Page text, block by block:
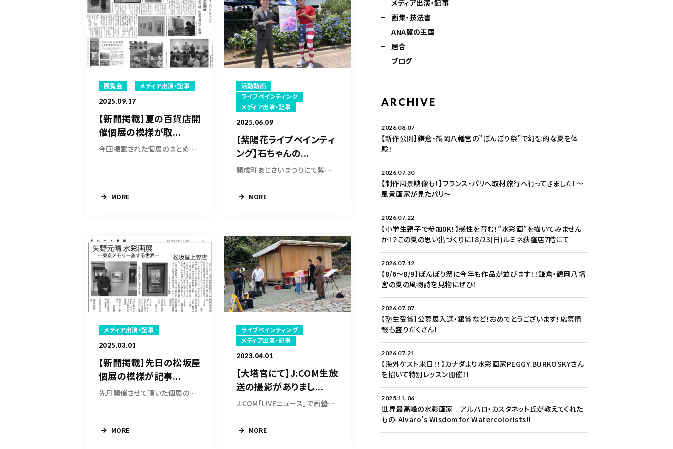
展覧会 メディア出演・記事
2025.09.17
【新聞掲載】夏の百貨店開
催個展の模様が取...
今回掲載された個展のまとめ記事もご覧いただけ...
MORE
活動動画
ライブペインティング
メディア出演・記事
2025.06.09
【紫陽花ライブペインティ
ング】石ちゃんの...
開成町あじさいまつりにて紫陽花ライブペインテ...
MORE
メディア出演・記事
2025.03.01
【新聞掲載】先日の松坂屋
個展の模様が記事...
先月開催させて頂いた個展の模様が新聞に掲載さ...
MORE
ライブペインティング
メディア出演・記事
2023.04.01
【大塔宮にて】J:COM生放
送の撮影がありまし...
J:COM「LIVEニュース」で画塾展と鎌倉宮ライブペ...
MORE
メディア出演・記事
画集・技法書
ANA翼の王国
居合
ブログ
ARCHIVE
2026.08.07
【新作公開】鎌倉・鶴岡八幡宮の”ぼんぼり祭”で幻想的な夏を体
験！
2026.07.30
【制作風景映像も！】フランス・パリへ取材旅行へ行ってきました！〜
風景画家が見たパリ〜
2026.07.22
【小学生親子で参加0K！】感性を育む！”水彩画”を描いてみません
か！？この夏の思い出づくりに！8/23(日)ルミネ荻窪店7階にて
2026.07.12
【8/6〜8/9】ぼんぼり祭に今年も作品が並びます！！鎌倉・鶴岡八幡
宮の夏の風物詩を見物にぜひ！
2026.07.07
【塾生受賞】公募展入選・銀賞など！おめでとうございます！応募情
報も盛りだくさん！
2026.07.21
【海外ゲスト来日！！】カナダより水彩画家PEGGY BURKOSKYさん
を招いて特別レッスン開催！！
2025.11.06
世界最高峰の水彩画家 アルバロ・カスタネット氏が教えてくれた
もの-Alvaro’s Wisdom for Watercolorists!!